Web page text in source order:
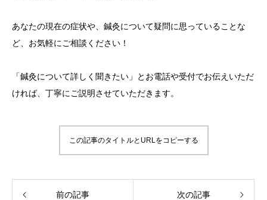
あなたの現在の症状や、鍼灸について疑問に思っていることな
ど、お気軽にご相談ください！
「鍼灸について詳しく聞きたい」とお電話や受付でお伝えいただ
ければ、丁寧にご説明させていただきます。
この記事のタイトルとURLをコピーする
前の記事 次の記事